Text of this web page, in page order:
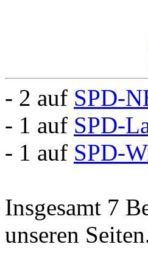
- 2 auf SPD-
- 1 auf SPD-
- 1 auf SPD-
Insgesamt 7
unseren